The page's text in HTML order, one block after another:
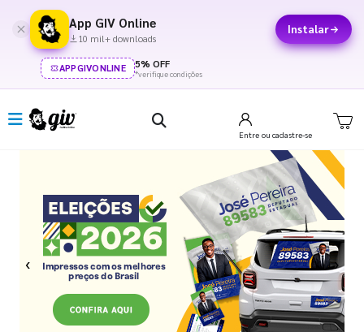
App GIV Online
10 mil+ downloads
Instalar
APPGIVONLINE 5% OFF
*verifique condições
Entre ou cadastre-se
Previous Next